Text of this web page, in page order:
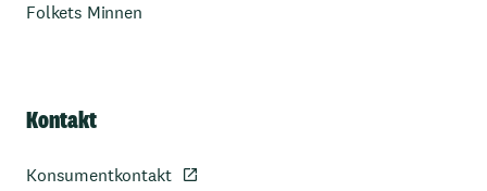
Folkets Minnen
Kontakt
Konsumentkontakt